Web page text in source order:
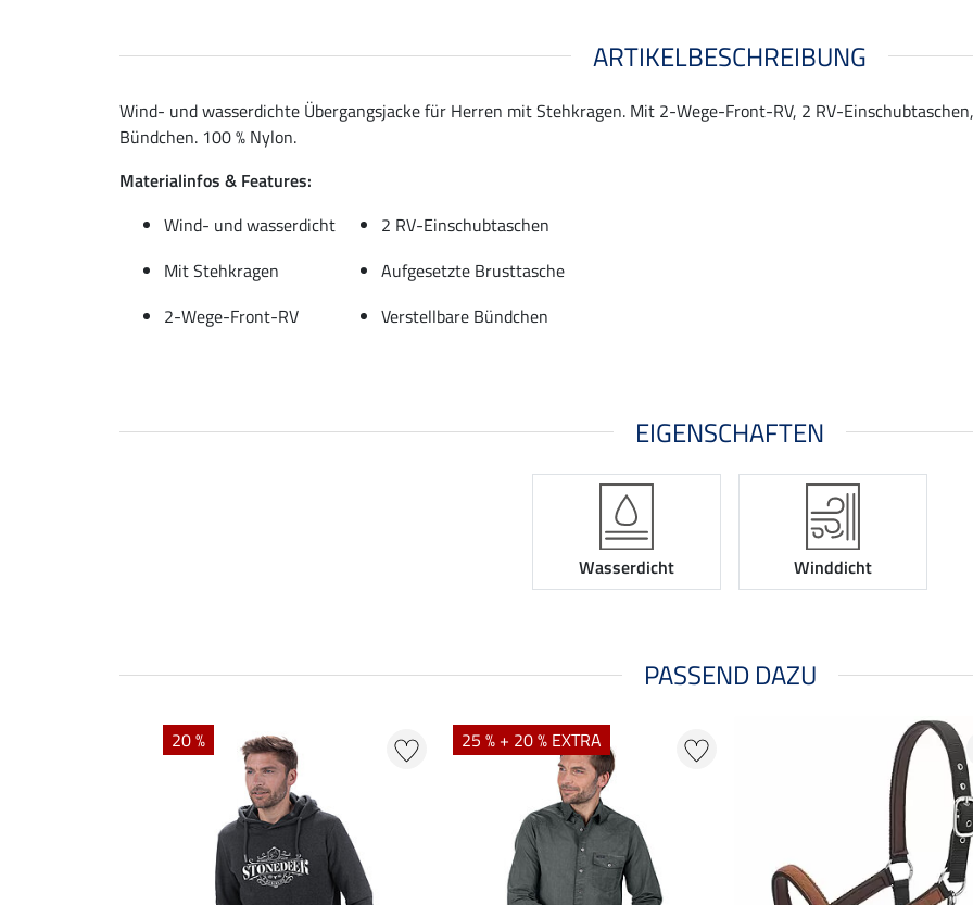
ARTIKELBESCHREIBUNG
Wind- und wasserdichte Übergangsjacke für Herren mit Stehkragen. Mit 2-Wege-Front-RV, 2 RV-
Bündchen. 100 % Nylon.
Materialinfos & Features:
Wind- und wasserdicht
2 RV-Einschubtaschen
Mit Stehkragen
Aufgesetzte Brusttasche
2-Wege-Front-RV
Verstellbare Bündchen
EIGENSCHAFTEN
Wasserdicht Winddicht
PASSEND DAZU
20 % 25 % + 20 % EXTRA